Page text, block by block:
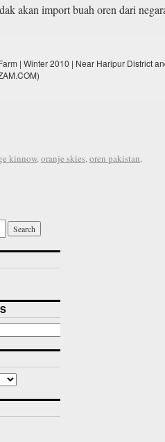
akan import buah oren dari
| Winter 2010 | Near Haripur District
kinnow,oranje skies,oren pakistan,